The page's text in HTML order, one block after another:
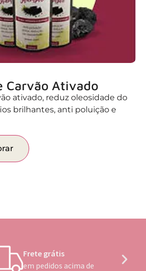
Carvão Ativado
ativado, reduz oleosidade do
brilhantes, anti poluição e
Frete grátis
em pedidos acima de